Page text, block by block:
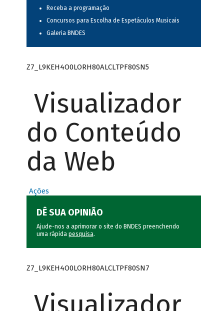
Receba a programação
Concursos para Escolha de Espetáculos Musicais
Galeria BNDES
Z7_L9KEH4O0LORH80ALCLTPF80SN5
Visualizador
do Conteúdo
da Web
Ações
DÊ SUA OPINIÃO
Ajude-nos a aprimorar o site do BNDES preenchendo
uma rápida pesquisa.
Z7_L9KEH4O0LORH80ALCLTPF80SN7
Visualizador